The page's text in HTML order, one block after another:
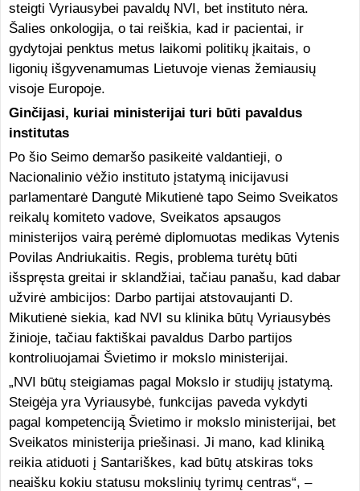
steigti Vyriausybei pavaldų NVI, bet instituto nėra.
Šalies onkologija, o tai reiškia, kad ir pacientai, ir
gydytojai penktus metus laikomi politikų įkaitais, o
ligonių išgyvenamumas Lietuvoje vienas žemiausių
visoje Europoje.
Ginčijasi, kuriai ministerijai turi būti pavaldus
institutas
Po šio Seimo demaršo pasikeitė valdantieji, o
Nacionalinio vėžio instituto įstatymą inicijavusi
parlamentarė Dangutė Mikutienė tapo Seimo Sveikatos
reikalų komiteto vadove, Sveikatos apsaugos
ministerijos vairą perėmė diplomuotas medikas Vytenis
Povilas Andriukaitis. Regis, problema turėtų būti
išspręsta greitai ir sklandžiai, tačiau panašu, kad dabar
užvirė ambicijos: Darbo partijai atstovaujanti D.
Mikutienė siekia, kad NVI su klinika būtų Vyriausybės
žinioje, tačiau faktiškai pavaldus Darbo partijos
kontroliuojamai Švietimo ir mokslo ministerijai.
„NVI būtų steigiamas pagal Mokslo ir studijų įstatymą.
Steigėja yra Vyriausybė, funkcijas paveda vykdyti
pagal kompetenciją Švietimo ir mokslo ministerijai, bet
Sveikatos ministerija priešinasi. Ji mano, kad kliniką
reikia atiduoti į Santariškes, kad būtų atskiras toks
neaišku kokiu statusu mokslinių tyrimų centras“, –